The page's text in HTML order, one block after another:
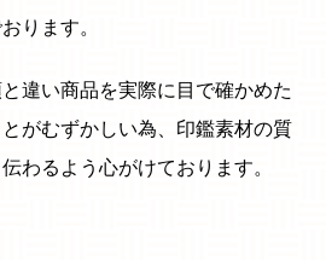
ります。
違い商品を実際に目で確かめた
がむずかしい為、印鑑素材の質
わるよう心がけております。